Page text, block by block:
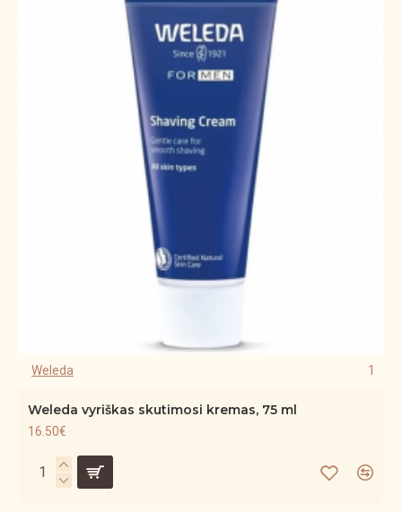
Weleda 1
Weleda vyriškas skutimosi kremas, 75 ml
16.50€